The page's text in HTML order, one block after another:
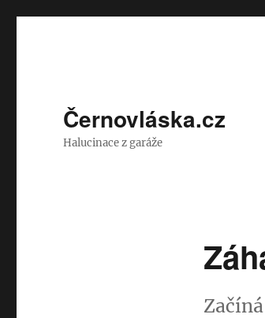
Černovláska.cz
Halucinace z garáže